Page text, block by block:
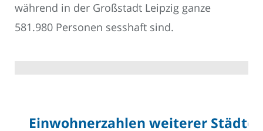
während in der Großstadt Leipzig ganze
581.980 Personen sesshaft sind.
Einwohnerzahlen weiterer Städte